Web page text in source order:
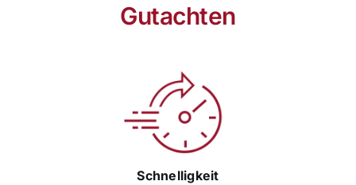
Gutachten
Schnelligkeit